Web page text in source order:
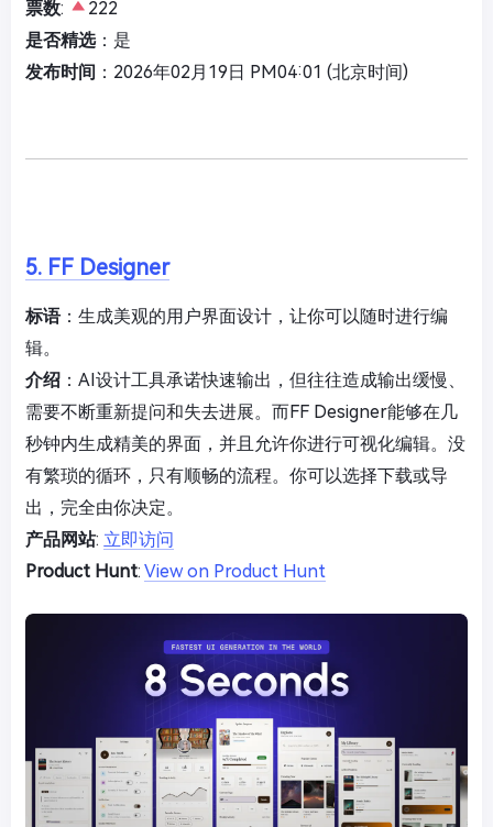
票数:
222
是否精选：是
发布时间 ：2026年02月19日 PM04:01 (北京时间)
5. FF Designer
标语：生成美观的用户界面设计，让你可以随时进行编
辑。
介绍 ：AI设计工具承诺快速输出，但往往造成输出缓慢、
需要不断重新提问和失去进展。而FF Designer能够在几
秒钟内生成精美的界面，并且允许你进行可视化编辑。没
有繁琐的循环，只有顺畅的流程。你可以选择下载或导
出，完全由你决定。
产品网站: 立即访问
Product Hunt: View on Product Hunt